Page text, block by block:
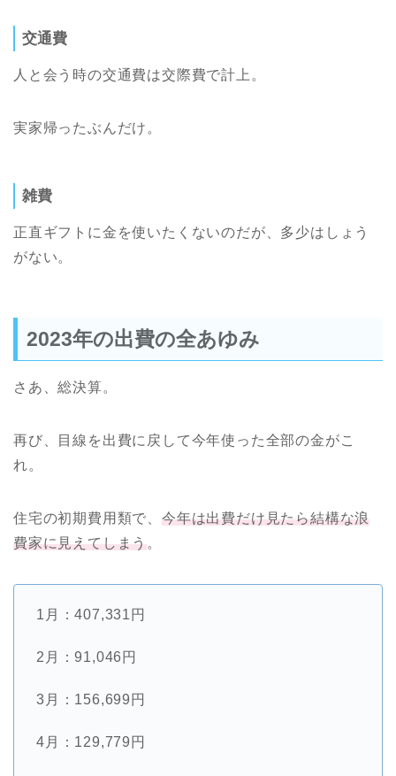
交通費
人と会う時の交通費は交際費で計上。
実家帰ったぶんだけ。
雑費
正直ギフトに金を使いたくないのだが、多少はしょう
がない。
2023年の出費の全あゆみ
さあ、総決算。
再び、目線を出費に戻して今年使った全部の金がこ
れ。
住宅の初期費用類で、 今年は出費だけ見たら結構な浪
費家に見えてしまう。
1月：407,331円
2月：91,046円
3月：156,699円
4月：129,779円